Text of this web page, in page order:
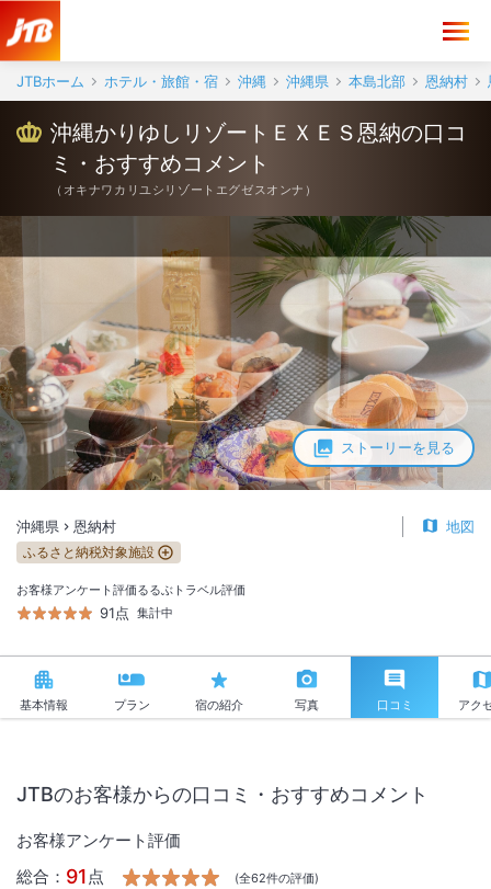
JTBホーム ホテル・旅館・宿 沖縄 沖縄県 本島北部 恩納村
ストーリーを見る
沖縄かりゆしリゾートＥＸＥＳ恩納の口コ
ミ・おすすめコメント
（ オキナワカリユシリゾートエグゼスオンナ ）
沖縄県 恩納村 地図
ふるさと納税対象施設
お客様アンケート評価
91点
るるぶトラベル評価
集計中
基本情報 プラン 宿の紹介 写真 口コミ アク
JTBのお客様からの口コミ・おすすめコメント
お客様アンケート評価
総合： 91 点 (全62件の評価)